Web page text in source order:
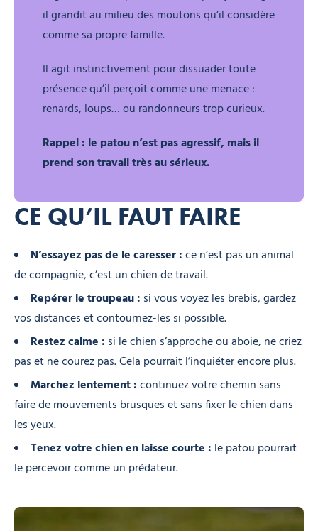
il grandit au milieu des moutons qu’il considère
comme sa propre famille.
Il agit instinctivement pour dissuader toute
présence qu’il perçoit comme une menace :
renards, loups… ou randonneurs trop curieux.
Rappel : le patou n’est pas agressif, mais il
prend son travail très au sérieux.
CE QU’IL FAUT FAIRE
N’essayez pas de le caresser :ce n’est pas un animal
de compagnie, c’est un chien de travail.
Repérer le troupeau : si vous voyez les brebis, gardez
vos distances et contournez-les si possible.
Restez calme : si le chien s’approche ou aboie, ne criez
pas et ne courez pas. Cela pourrait l’inquiéter encore plus.
Marchez lentement :continuez votre chemin sans
faire de mouvements brusques et sans fixer le chien dans
les yeux.
Tenez votre chien en laisse courte : le patou pourrait
le percevoir comme un prédateur.